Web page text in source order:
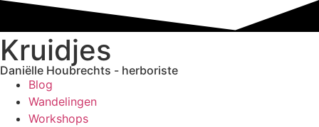
de
inhoud
Kruidjes
Daniëlle Houbrechts - herboriste
Blog
Wandelingen
Workshops